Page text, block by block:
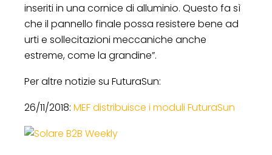
inseriti in una cornice di alluminio. Questo fa sì
che il pannello finale possa resistere bene ad
urti e sollecitazioni meccaniche anche
estreme, come la grandine”.
Per altre notizie su FuturaSun:
26/11/2018: MEF distribuisce i moduli FuturaSun